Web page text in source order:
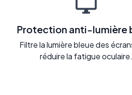
Protection anti-lumière
Filtre la lumière bleue des
réduire la fatigue oculaire.